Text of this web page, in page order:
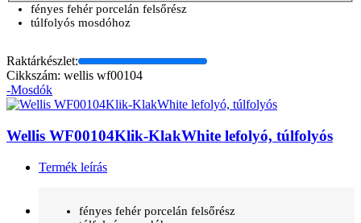
fényes fehér porcelán felsőrész
túlfolyós mosdóhoz
Raktárkészlet:
Cikkszám: wellis wf00104
-Mosdók
Wellis WF00104Klik-KlakWhite lefolyó, túlfolyós
Termék leírás
fényes fehér porcelán felsőrész